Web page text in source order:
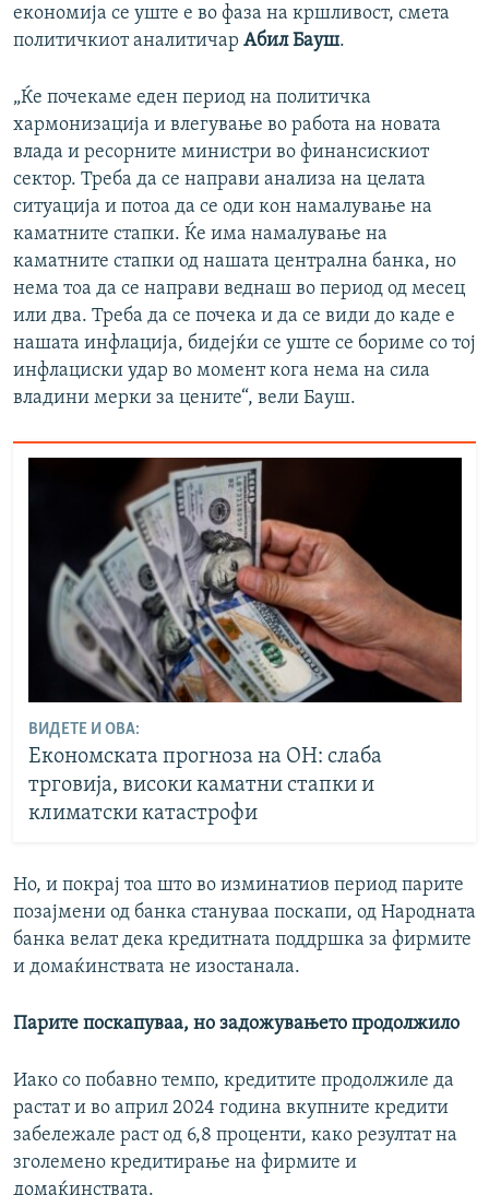
економија се уште е во фаза на кршливост, смета
политичкиот аналитичар Абил Бауш.
„Ќе почекаме еден период на политичка
хармонизација и влегување во работа на новата
влада и ресорните министри во финансискиот
сектор. Треба да се направи анализа на целата
ситуација и потоа да се оди кон намалување на
каматните стапки. Ќе има намалување на
каматните стапки од нашата централна банка, но
нема тоа да се направи веднаш во период од месец
или два. Треба да се почека и да се види до каде е
нашата инфлација, бидејќи се уште се бориме со тој
инфлациски удар во момент кога нема на сила
владини мерки за цените“, вели Бауш.
ВИДЕТЕ И ОВА:
Економската прогноза на ОН: слаба
трговија, високи каматни стапки и
климатски катастрофи
Но, и покрај тоа што во изминатиов период парите
позајмени од банка стануваа поскапи, од Народната
банка велат дека кредитната поддршка за фирмите
и домаќинствата не изостанала.
Парите поскапуваа, но задожувањето продолжило
Иако со побавно темпо, кредитите продолжиле да
растат и во април 2024 година вкупните кредити
забележале раст од 6,8 проценти, како резултат на
зголемено кредитирање на фирмите и
домаќинствата.